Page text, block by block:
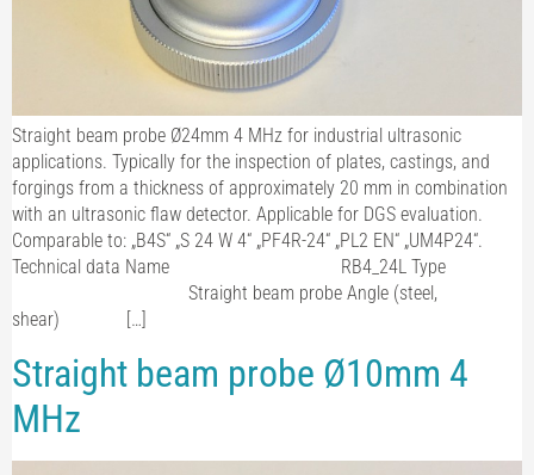
Straight beam probe Ø24mm 4 MHz for industrial ultrasonic
applications. Typically for the inspection of plates, castings, and
forgings from a thickness of approximately 20 mm in combination
with an ultrasonic flaw detector. Applicable for DGS evaluation.
Comparable to: „B4S“ „S 24 W 4“ „PF4R-24“ „PL2 EN“ „UM4P24“.
Technical data Name RB4_24L Type
Straight beam probe Angle (steel,
shear) […]
Straight beam probe Ø10mm 4
MHz